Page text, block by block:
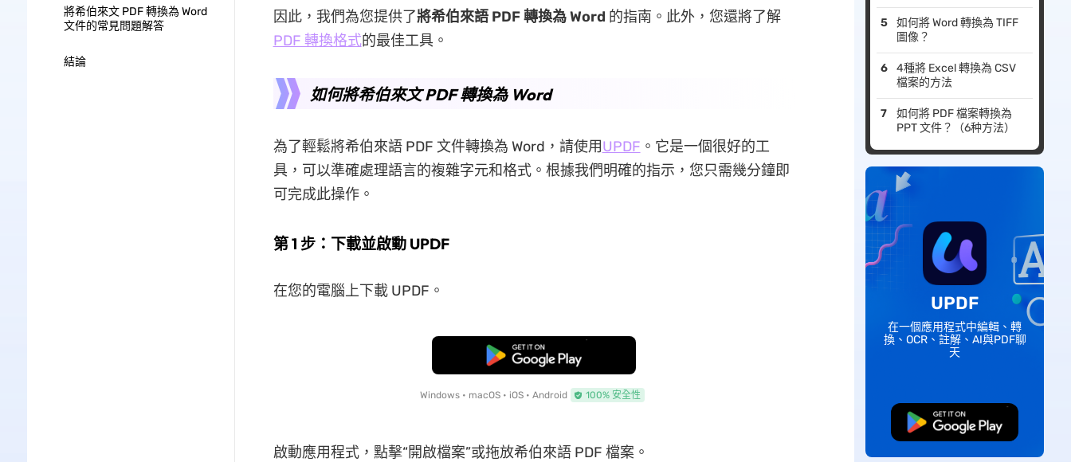
將希伯來文 PDF 轉換為 Word
文件的常見問題解答
結論
因此，我們為您提供了將希伯來語 PDF 轉換為 Word 的指南。此外，您還將了解
PDF 轉換格式的最佳工具。
如何將希伯來文 PDF 轉換為 Word
為了輕鬆將希伯來語 PDF 文件轉換為 Word，請使用UPDF 。它是一個很好的工
具，可以準確處理語言的複雜字元和格式。根據我們明確的指示，您只需幾分鐘即
可完成此操作。
第 1 步：下載並啟動 UPDF
在您的電腦上下載 UPDF。
免費下載
Windows • macOS • iOS • Android 100% 安全性
啟動應用程式，點擊“開啟檔案”或拖放希伯來語 PDF 檔案。
如何將 Word 轉換為 TIFF
圖像？
4種將 Excel 轉換為 CSV
檔案的方法
如何將 PDF 檔案轉換為
PPT 文件？（6种方法）
UPDF
在一個應用程式中編輯、轉
換、OCR、註解、AI與PDF聊
天
免費下載